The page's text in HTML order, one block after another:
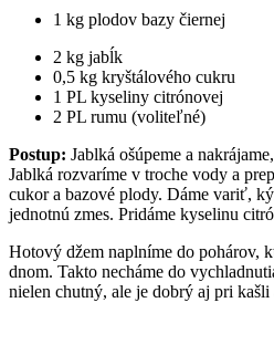
1 kg plodov bazy čiernej
2 kg jabĺk
0,5 kg kryštálového cukru
1 PL kyseliny citrónovej
2 PL rumu (voliteľné)
Postup: Jablká ošúpeme a
Jablká rozvaríme v troche vody a
cukor a bazové plody. Dáme variť,
jednotnú zmes. Pridáme kyselinu
Hotový džem naplníme do pohárov,
dnom. Takto necháme do
nielen chutný, ale je dobrý aj pri kašli